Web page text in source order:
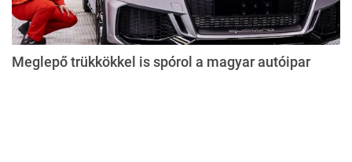
Meglepő trükkökkel is spórol a magyar autóipar